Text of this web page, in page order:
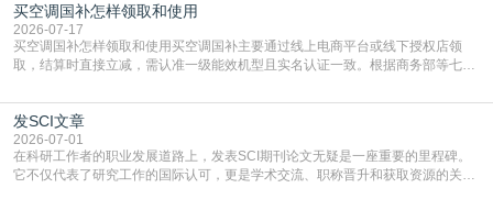
买空调国补怎样领取和使用
2026-07-17
买空调国补怎样领取和使用买空调国补主要通过线上电商平台或线下授权店领
取，结算时直接立减‌，需认准一级能效机型且实名认证一致。根据商务部等七部
能领到补贴首选‌京东APP‌搜索专属口令(如【家电补贴1637】、【国补立省
4949】等，口令会随活动更新，以页面显示为准)进入补贴专场。淘宝/天猫也可
复制粘贴【8$FKFGgJq
发SCI文章
2026-07-01
在科研工作者的职业发展道路上，发表SCI期刊论文无疑是一座重要的里程碑。
它不仅代表了研究工作的国际认可，更是学术交流、职称晋升和获取资源的关键